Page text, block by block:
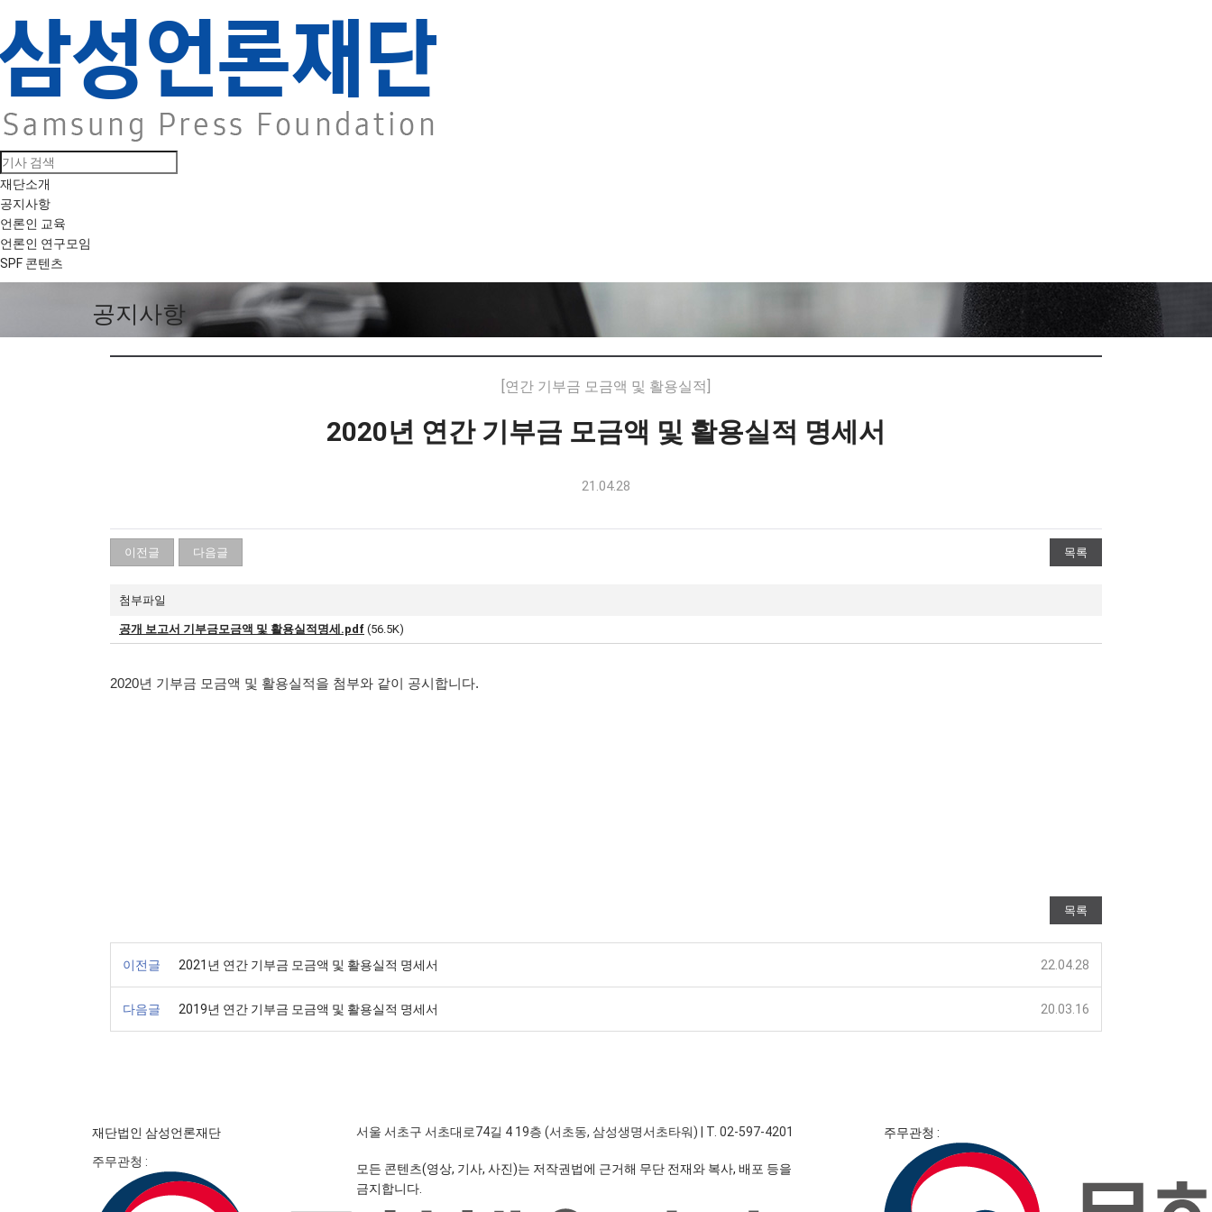
재단소개
공지사항
언론인 교육
언론인 연구모임
SPF 콘텐츠
공지사항
[연간 기부금 모금액 및 활용실적]
2020년 연간 기부금 모금액 및 활용실적 명세서
21.04.28
이전글 다음글 목록
첨부파일
공개 보고서 기부금모금액 및 활용실적명세.pdf (56.5K)
2020년 기부금 모금액 및 활용실적을 첨부와 같이 공시합니다.
목록
이전글 2021년 연간 기부금 모금액 및 활용실적 명세서 22.04.28
다음글 2019년 연간 기부금 모금액 및 활용실적 명세서 20.03.16
재단법인 삼성언론재단
주무관청 :
서울 서초구 서초대로74길 4 19층 (서초동, 삼성생명서초타워) T. 02-597-4201
모든 콘텐츠(영상, 기사, 사진)는 저작권법에 근거해 무단 전재와 복사, 배포 등을
금지합니다.
주무관청 :